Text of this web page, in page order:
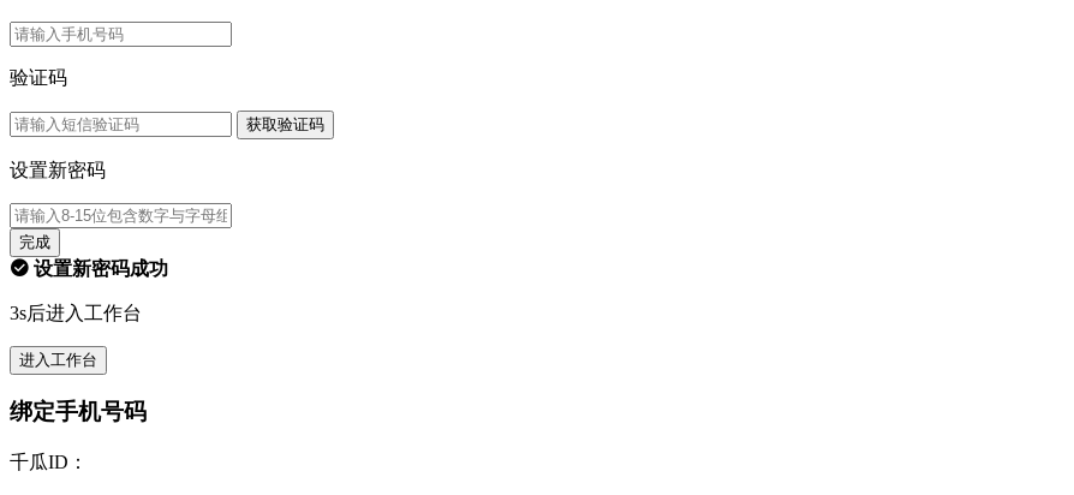
验证码
获取验证码
设置新密码
完成
设置新密码成功
3s后进入工作台
进入工作台
绑定手机号码
千瓜ID：